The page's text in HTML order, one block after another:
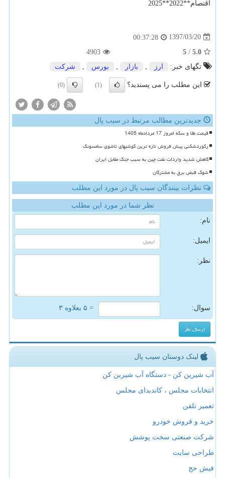
اقتصام**2022**2025
1397/03/20
00:37:28
5.0
/
5
4903
تگهای خبر:
ارز بازار بورس شركت
این مطلب را می پسندید؟ (1)
(0)
جدیدترین مطالب مرتبط در سیب پال
قیمت طلا و سکه امروز 17 مردادماه 1405
رکوردشکنی پیش فروش تازه ترین گوشیهای تاشوی سامسونگ
کاهش شدید واردات نفت چین به سبب جنگ مقابل ایران
شوک قبض برق به مشترکان
نظرات بینندگان سیب پال در مورد این مطلب
نظر شما در مورد این مطلب
نام:
ایمیل:
نظر:
سوال: = ۵ بعلاوه ۳
لینک دوستان سیب پال
آب شیرین کن - دستگاه آب شیرین کن
انتخابات مجلس ، کاندیدای مجلس
تعمیر تلفن
خرید و فروش خودرو
شرکت صنعتی سخت پوشش
طراحی سایت
فیش حج